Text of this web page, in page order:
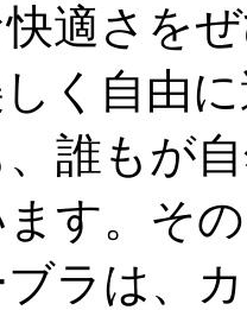
適さを
く自由
誰もが
す。そ
ラは、